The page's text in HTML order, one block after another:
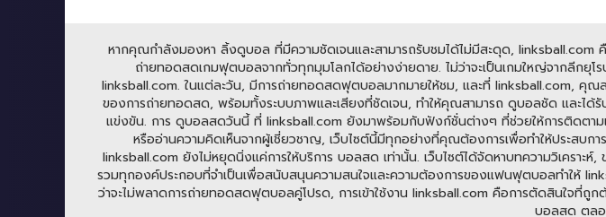
หากคุณกำลังมองหา ลิ้งดูบอล ที่มีความชัดเจนและสามารถรับชมได้ไม่มีสะดุด,
ถ่ายทอดสดเกมฟุตบอลจากทั่วทุกมุมโลกได้อย่างง่ายดาย. ไม่ว่าจะเป็นเกมใหญ่จากลีกยุ
linksball.com. ในแต่ละวัน, มีการถ่ายทอดสดฟุตบอลมากมายให้ชม, และที่ linksball.com, คุ
ของการถ่ายทอดสด, พร้อมทั้งระบบภาพและเสียงที่ชัดเจน, ทำให้คุณสามารถ ดูบอลชัด และไ
แข่งขัน. การ ดูบอลสดวันนี้ ที่ linksball.com ยังมาพร้อมกับฟังก์ชั่นต่างๆ ที่ช่วยให้การติดตา
หรืออ่านความคิดเห็นจากผู้เชี่ยวชาญ, เว็บไซต์นี้มีทุกอย่างที่คุณต้องการเพื่อทำให้ประส
linksball.com ยังไม่หยุดนิ่งแค่การให้บริการ บอลสด เท่านั้น. เว็บไซต์ได้จัดหาบทความวิเคราะ
รวมทุกองค์ประกอบที่จำเป็นเพื่อสนับสนุนความสนใจและความต้องการของแฟนฟุตบอลทำให้
ว่าจะไม่พลาดการถ่ายทอดสดฟุตบอลคู่โปรด, การเข้าใช้งาน linksball.com คือการตัดสินใจที่
บอลสด ตลอ